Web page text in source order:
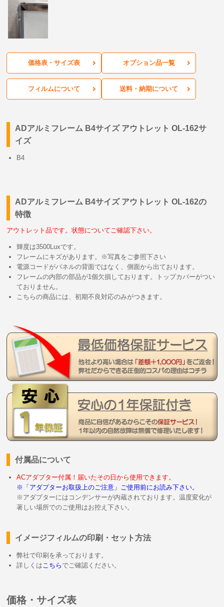
価格表・サイズ表 オプション品一覧
フィルムについて 送料・納期について
ADアルミフレーム B4サイズ アウトレット OL-162サ
イズ
B4
ADアルミフレーム B4サイズ アウトレット OL-162の
特徴
アウトレット品です。状態についてご確認下さい。
輝度は3500Luxです。
フレームにキズがあります。※写真をご参照下さい
電源コードがパネルの背面ではなく、側面から出ております。
フレームの内部の部品が1個欠損しております。トップカバーがつい
ておりません。
こちらの商品には、初期不良対応のみがつきます。
付属品について
ACアダプター付属！届いたその日から使用できます。
※「アダプターお取扱上のご注意」ご使用前にお読み下さい。
※アダプターにはコンデンサーが内蔵されております。温度変化が
著しい場所でのご使用はお控え下さい。
イメージフィルムの印刷・セット方法
弊社で印刷を承っております。
詳しくは こちら でご確認ください。
価格・サイズ表